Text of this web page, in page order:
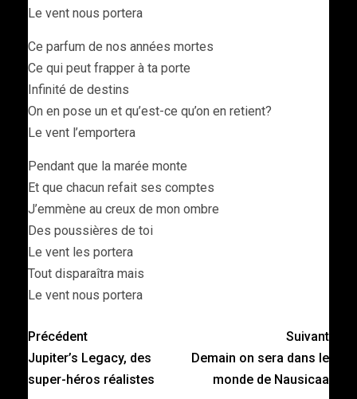
Le vent nous portera
Ce parfum de nos années mortes
Ce qui peut frapper à ta porte
Infinité de destins
On en pose un et qu’est-ce qu’on en retient?
Le vent l’emportera
Pendant que la marée monte
Et que chacun refait ses comptes
J’emmène au creux de mon ombre
Des poussières de toi
Le vent les portera
Tout disparaîtra mais
Le vent nous portera
Précédent
Jupiter’s Legacy, des
super-héros réalistes
Suivant
Demain on sera dans le
monde de Nausicaa